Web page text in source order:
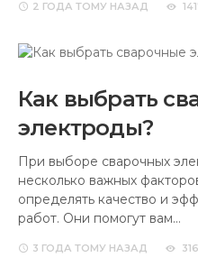
2 ГОДА ТОМУ НАЗАД
Как выбрать
электроды?
При выборе сварочных
несколько важных
определять качество и
работ. Они помогут вам…
3 ГОДА ТОМУ НАЗАД